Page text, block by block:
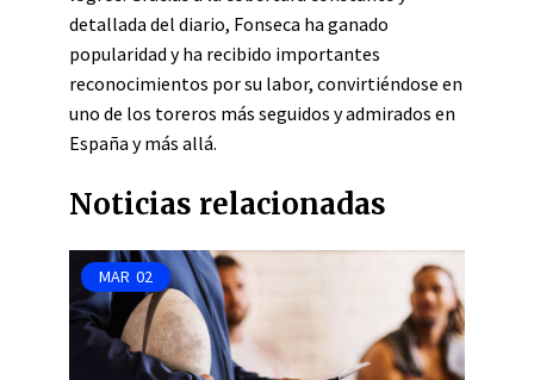
detallada del diario, Fonseca ha ganado
popularidad y ha recibido importantes
reconocimientos por su labor, convirtiéndose en
uno de los toreros más seguidos y admirados en
España y más allá.
Noticias relacionadas
MAR 02